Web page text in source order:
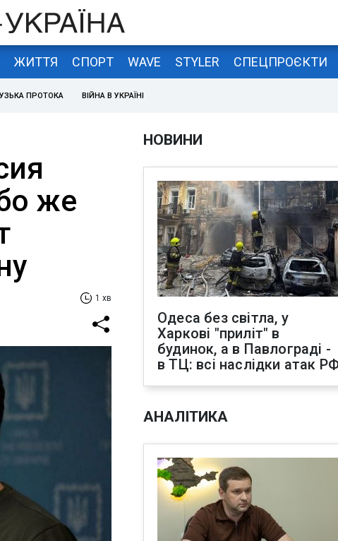
ЖИТТЯ СПОРТ WAVE STYLER СПЕЦПРОЄКТИ
ПРОТОКА ВІЙНА В УКРАЇНІ
же
1 хв
НОВИНИ
Одеса без світла, у
Харкові "приліт" в
будинок, а в Павлограді -
в ТЦ: всі наслідки атак
АНАЛІТИКА